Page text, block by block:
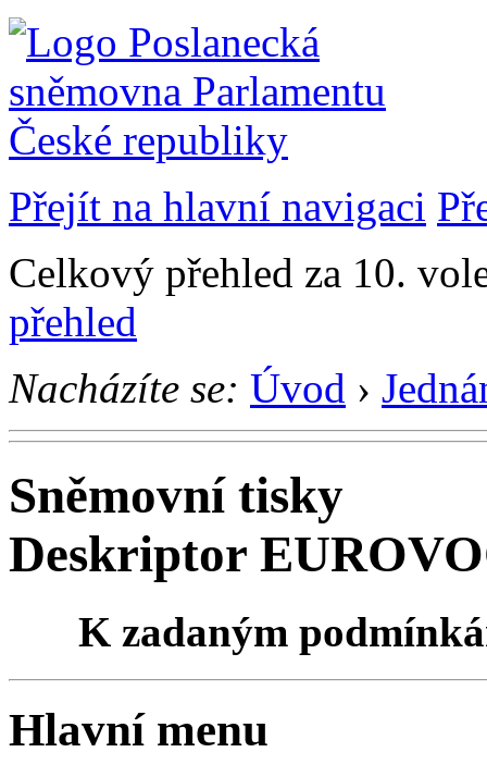
Přejít na hlavní navigaci
Celkový přehled za 10.
přehled
Nacházíte se: Úvod ›
Sněmovní tisky
Deskriptor
K zadaným
Hlavní menu